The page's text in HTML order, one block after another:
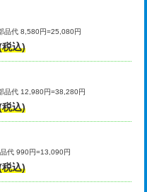
55,000円
）
修
）
33,000円
品代 8,580円=25,080円
込)
品代 12,980円=38,280円
込)
代 990円=13,090円
込)